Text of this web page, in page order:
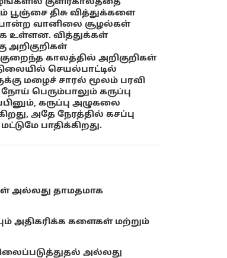
பூஞ்சை திசு வித்துக்களை
போன்ற வானிலை சூழல்கள்
உள்ளன. வித்துக்கள்
அறிகுறிகள்
காலத்தில் அறிகுறிகள்
செயல்பாட்டில்
மழைச் சாரல் மூலம் பரவி
பெரும்பாலும் கருப்பு
கருப்பு அழுகலை
அதே நேரத்தில் கசப்பு
பாதிக்கிறது.
அல்லது தாமதமாக
அதிகரிக்க களைகள் மற்றும்
அல்லது